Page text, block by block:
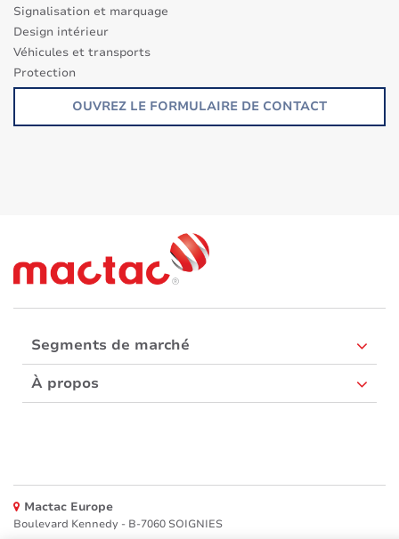
Signalisation et marquage
Design intérieur
Véhicules et transports
Protection
Autres Applications
Solutions eco -responsables
OUVREZ LE FORMULAIRE DE CONTACT
Segments de marché
À propos
Mactac Europe
Boulevard Kennedy - B-7060 SOIGNIES